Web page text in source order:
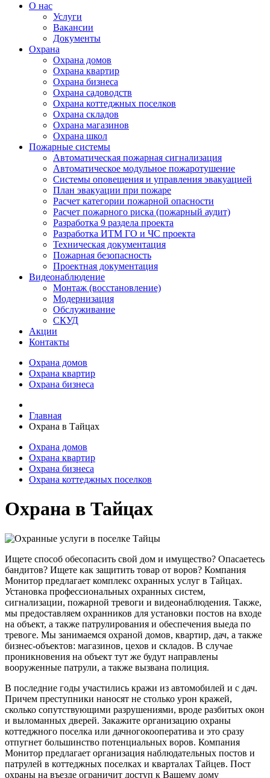
О нас
Услуги
Вакансии
Документы
Охрана
Охрана домов
Охрана квартир
Охрана бизнеса
Охрана садоводств
Охрана коттеджных поселков
Охрана складов
Охрана магазинов
Охрана школ
Пожарные системы
Автоматическая пожарная сигнализация
Автоматическое модульное пожаротушение
Системы оповещения и управления эвакуацией
План эвакуации при пожаре
Расчет категории пожарной опасности
Расчет пожарного риска (пожарный аудит)
Разработка 9 раздела проекта
Разработка ИТМ ГО и ЧС проекта
Техническая документация
Пожарная безопасность
Проектная документация
Видеонаблюдение
Монтаж (восстановление)
Модернизация
Обслуживание
СКУД
Акции
Контакты
Охрана домов
Охрана квартир
Охрана бизнеса
Главная
Охрана в Тайцах
Охрана домов
Охрана квартир
Охрана бизнеса
Охрана коттеджных поселков
Охрана в Тайцах
Ищете способ обесопасить свой дом и имущество? Опасаетесь
бандитов? Ищете как защитить товар от воров? Компания
Монитор предлагает комплекс охранных услуг в Тайцах.
Установка профессиональных охранных систем,
сигнализации, пожарной тревоги и видеонаблюдения. Также,
мы предоставляем охранников для установки постов на входе
на объект, а также патрулирования и обеспечения выеда по
тревоге. Мы занимаемся охраной домов, квартир, дач, а также
бизнес-объектов: магазинов, цехов и складов. В случае
проникновения на объект тут же будут направлены
вооруженные патрули, а также вызвана полиция.
В последние годы участились кражи из автомобилей и с дач.
Причем преступники наносят не столько урон кражей,
сколько сопутствующими разрушениями, вроде разбитых окон
и выломанных дверей. Закажите организацию охраны
коттеджного поселка или дачногокооператива и это сразу
отпугнет большинство потенциальных воров. Компания
Монитор предлагает организация наблюдательных постов и
патрулей в коттеджных поселках и кварталах Тайцев. Пост
охраны на въезде ограничит доступ к Вашему дому